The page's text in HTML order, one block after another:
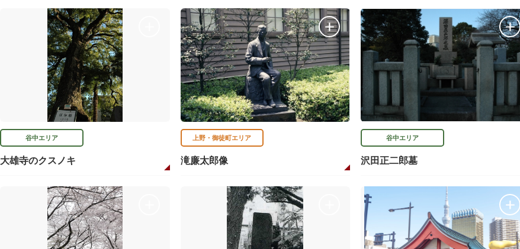
谷中エリア
大雄寺のクスノキ
上野・御徒町エリア
滝廉太郎像
谷中エリア
沢田正二郎墓